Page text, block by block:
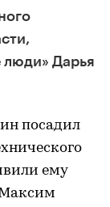
люди» Дарья
посадил
ему